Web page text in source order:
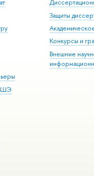
Защиты
Конкурсы и
Внешние